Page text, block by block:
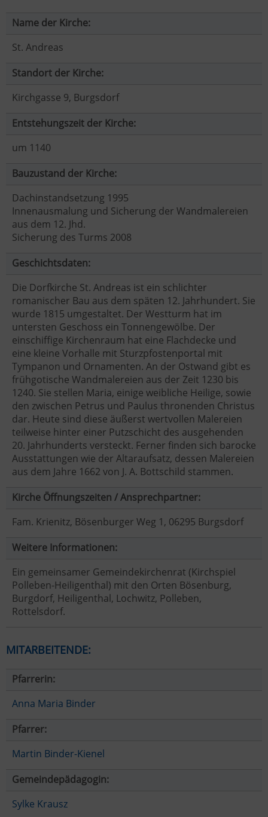
Name der Kirche:
St. Andreas
Standort der Kirche:
Kirchgasse 9, Burgsdorf
Entstehungszeit der Kirche:
um 1140
Bauzustand der Kirche:
Dachinstandsetzung 1995
Innenausmalung und Sicherung der Wandmalereien
aus dem 12. Jhd.
Sicherung des Turms 2008
Geschichtsdaten:
Die Dorfkirche St. Andreas ist ein schlichter
romanischer Bau aus dem späten 12. Jahrhundert. Sie
wurde 1815 umgestaltet. Der Westturm hat im
untersten Geschoss ein Tonnengewölbe. Der
einschiffige Kirchenraum hat eine Flachdecke und
eine kleine Vorhalle mit Sturzpfostenportal mit
Tympanon und Ornamenten. An der Ostwand gibt es
frühgotische Wandmalereien aus der Zeit 1230 bis
1240. Sie stellen Maria, einige weibliche Heilige, sowie
den zwischen Petrus und Paulus thronenden Christus
dar. Heute sind diese äußerst wertvollen Malereien
teilweise hinter einer Putzschicht des ausgehenden
20. Jahrhunderts versteckt. Ferner finden sich barocke
Ausstattungen wie der Altaraufsatz, dessen Malereien
aus dem Jahre 1662 von J. A. Bottschild stammen.
Kirche Öffnungszeiten / Ansprechpartner:
Fam. Krienitz, Bösenburger Weg 1, 06295 Burgsdorf
Weitere Informationen:
Ein gemeinsamer Gemeindekirchenrat (Kirchspiel
Polleben-Heiligenthal) mit den Orten Bösenburg,
Burgdorf, Heiligenthal, Lochwitz, Polleben,
Rottelsdorf.
MITARBEITENDE:
Pfarrerin:
Anna Maria Binder
Pfarrer:
Martin Binder-Kienel
Gemeindepädagogin:
Sylke Krausz